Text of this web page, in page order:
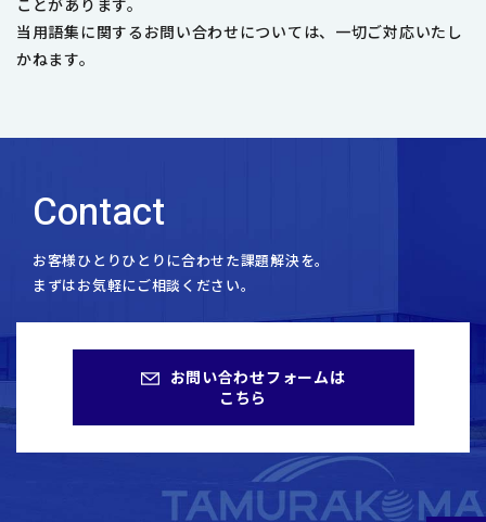
ことがあります。
当用語集に関するお問い合わせについては、一切ご対応いたし
かねます。
Contact
お客様ひとりひとりに合わせた課題解決を。
まずはお気軽にご相談ください。
お問い合わせフォームは
こちら